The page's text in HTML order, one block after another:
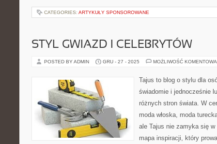
CATEGORIES: ARTYKUŁY SPONSOROWANE
STYL GWIAZD I CELEBRYTÓW
POSTED BY ADMIN GRU - 27 - 2025 MOŻLIWOŚĆ
Tajus to blog o stylu dla
świadomie i jednocześnie
różnych stron świata. W
moda włoska, moda
ale Tajus nie zamyka się
mapa inspiracji, który